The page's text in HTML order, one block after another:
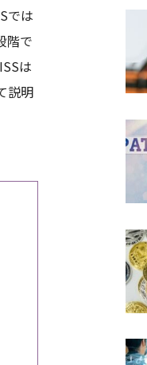
では
階で
は
説明